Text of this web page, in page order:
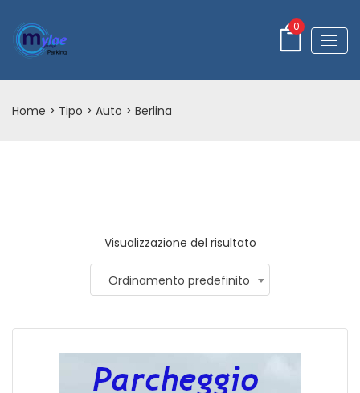
0
Home > Tipo > Auto > Berlina
Visualizzazione del risultato
Ordinamento predefinito